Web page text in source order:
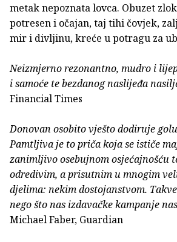
metak nepoznata lovca. Obuzet
potresen i očajan, taj tihi čovjek,
mir i divljinu, kreće u potragu za
Neizmjerno rezonantno, mudro i
i samoće te bezdanog naslijeđa
Financial Times
Donovan osobito vješto dodiruje
Pamtljiva je to priča koja se ističe
zanimljivo osebujnom osjećajnošću
odredivim, a prisutnim u mnogim
djelima: nekim dostojanstvom.
nego što nas izdavačke kampanje
Michael Faber, Guardian